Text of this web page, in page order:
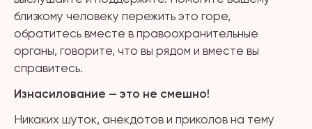
близкому человеку пережить это горе,
обратитесь вместе в правоохранительные
органы, говорите, что вы рядом и вместе вы
справитесь.
Изнасилование — это не смешно!
Никаких шуток, анекдотов и приколов на тему